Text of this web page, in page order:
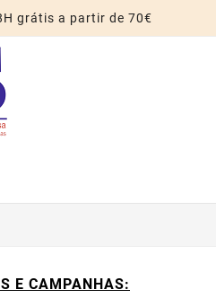
grátis a partir de 70€
E CAMPANHAS: